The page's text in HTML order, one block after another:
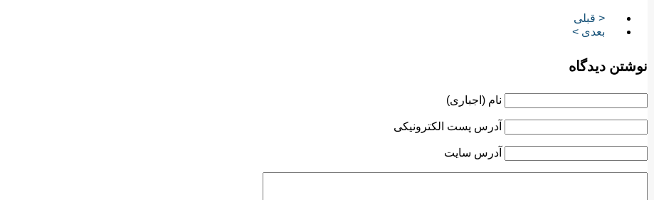
< قبلی
بعدی >
نوشتن دیدگاه
نام (اجباری)
آدرس پست الکترونیکی
آدرس سایت